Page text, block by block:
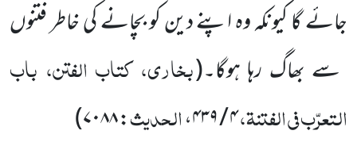
جائے گا کیونکہ وہ اپنے دین کو بچانے کی خاطر فتنوں
سے بھاگ رہا ہوگا۔(بخاری، کتاب الفتن، باب
التعرّب فی الفتنۃ،۴ / ۴۳۹، الحدیث: ۷۰۸۸
)